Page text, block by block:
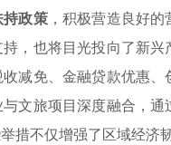
持政策，积极营造良好的
，也将目光投向了新
减免、金融贷款优惠
文旅项目深度融合，
措不仅增强了区域经济